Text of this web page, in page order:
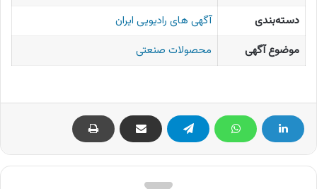
دسته‌بندی
آگهی های رادیویی ایران
موضوع آگهی
محصولات صنعتی